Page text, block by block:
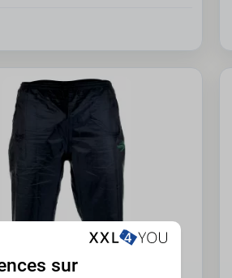
sur